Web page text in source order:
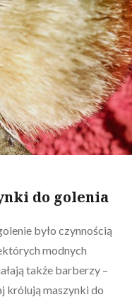
do golenia
było czynnością
modnych
także barberzy –
królują maszynki do